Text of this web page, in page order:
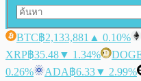
BTC฿2,133,881 ▲ 0.10%
XRP฿35.48▼ 1.34%
0.26%
ADA฿6.33▼ 2.99%